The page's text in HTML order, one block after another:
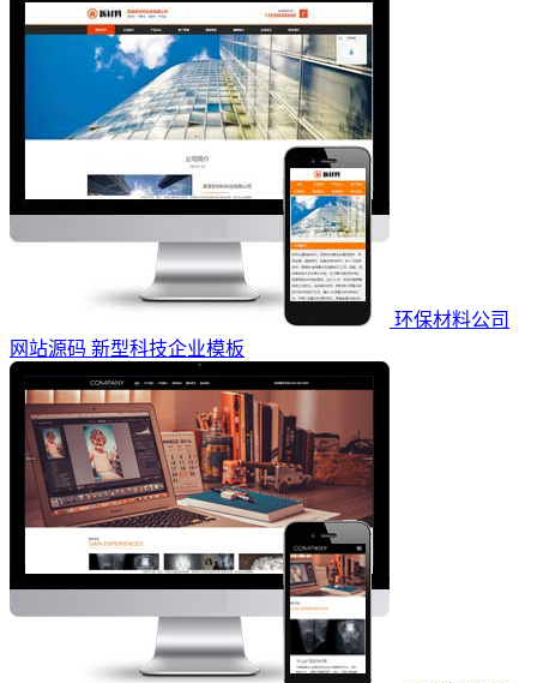
环保材料公司
网站源码 新型科技企业模板